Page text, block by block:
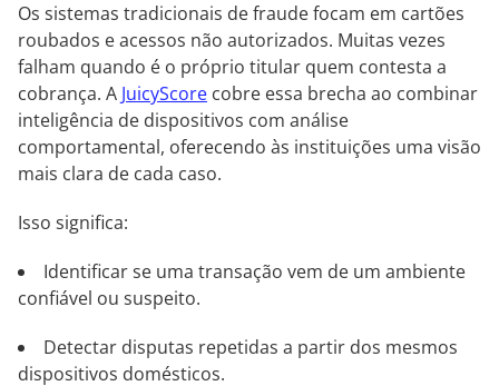
Os sistemas tradicionais de fraude focam em cartões
roubados e acessos não autorizados. Muitas vezes
falham quando é o próprio titular quem contesta a
cobrança. A JuicyScore cobre essa brecha ao combinar
inteligência de dispositivos com análise
comportamental, oferecendo às instituições uma visão
mais clara de cada caso.
Isso significa:
Identificar se uma transação vem de um ambiente
confiável ou suspeito.
Detectar disputas repetidas a partir dos mesmos
dispositivos domésticos.